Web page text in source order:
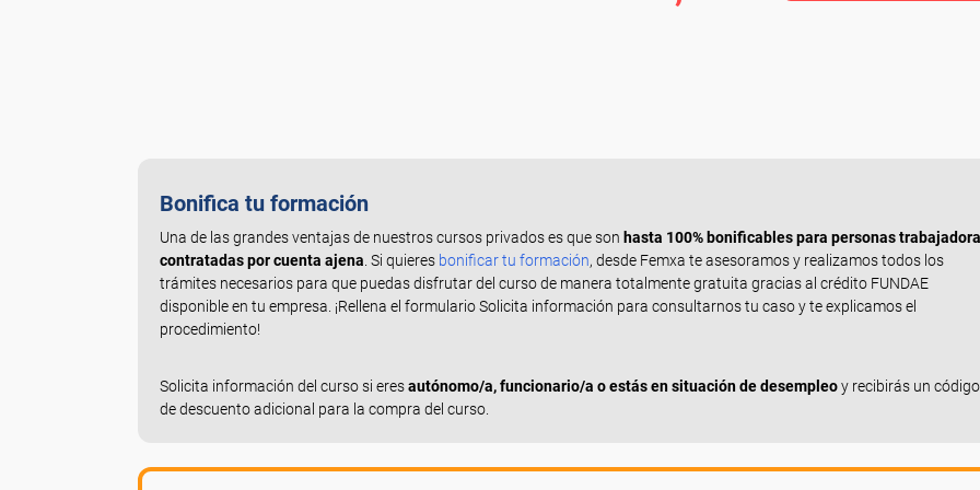
Bonifica tu formación
Una de las grandes ventajas de nuestros cursos privados es que son hasta 100% bonificables para personas
contratadas por cuenta ajena . Si quieres bonificar tu formación, desde Femxa te asesoramos y realizamos todos los
trámites necesarios para que puedas disfrutar del curso de manera totalmente gratuita gracias al crédito FUNDAE
disponible en tu empresa. ¡Rellena el formulario Solicita información para consultarnos tu caso y te explicamos el
procedimiento!
Solicita información del curso si eresautónomo/a, funcionario/a o estás en situación de desempleoy recibirás un código
de descuento adicional para la compra del curso.